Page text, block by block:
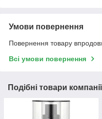
Умови повернення
Повернення товару
Всі умови повернення
Подібні товари компанії